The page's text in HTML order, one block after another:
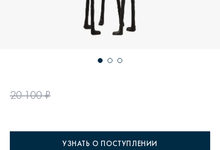
20 100 ₽
УЗНАТЬ О ПОСТУПЛЕНИИ